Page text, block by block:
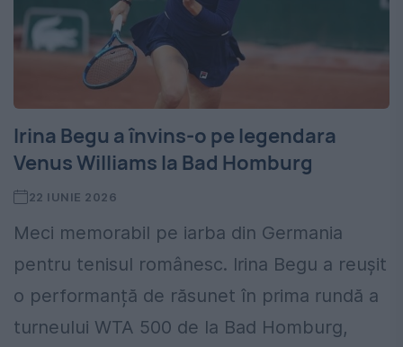
Irina Begu a învins-o pe legendara
Venus Williams la Bad Homburg
22 IUNIE 2026
Meci memorabil pe iarba din Germania
pentru tenisul românesc. Irina Begu a reușit
o performanță de răsunet în prima rundă a
turneului WTA 500 de la Bad Homburg,